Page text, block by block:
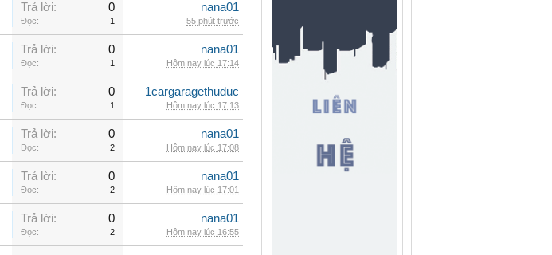
Trả lời: 0
Đọc: 1
nana01
55 phút trước
Trả lời: 0
Đọc: 1
nana01
Hôm nay lúc 17:14
Trả lời: 0
Đọc: 1
1cargaragethuduc
Hôm nay lúc 17:13
Trả lời: 0
Đọc: 2
nana01
Hôm nay lúc 17:08
Trả lời: 0
Đọc: 2
nana01
Hôm nay lúc 17:01
Trả lời: 0
Đọc: 2
nana01
Hôm nay lúc 16:55